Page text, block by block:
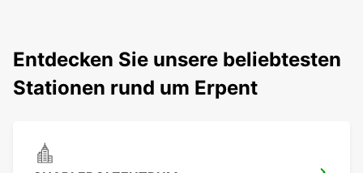
Entdecken Sie unsere beliebtesten
Stationen rund um Erpent